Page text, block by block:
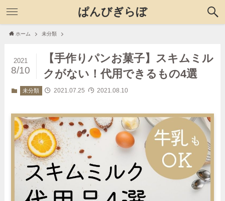
ぱんびぎらぼ
ホーム 未分類
【手作りパンお菓子】スキムミル
クがない！代用できるもの4選
2021
8/10
未分類 2021.07.25 2021.08.10